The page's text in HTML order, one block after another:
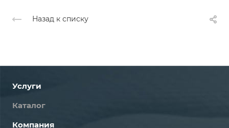
Назад к списку
Услуги
Каталог
Компания